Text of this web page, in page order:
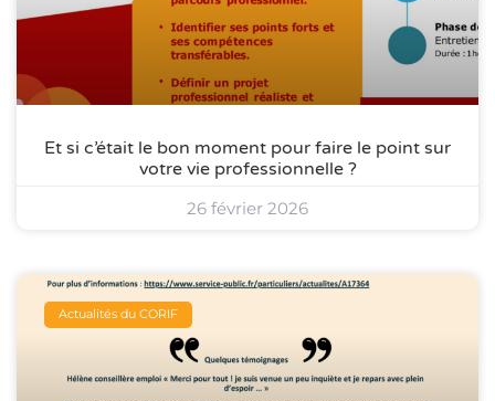
Et si c’était le bon moment pour faire le point sur
votre vie professionnelle ?
26 février 2026
Actualités du CORIF